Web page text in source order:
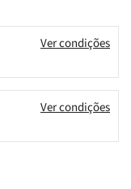
Ver condições
Ver condições